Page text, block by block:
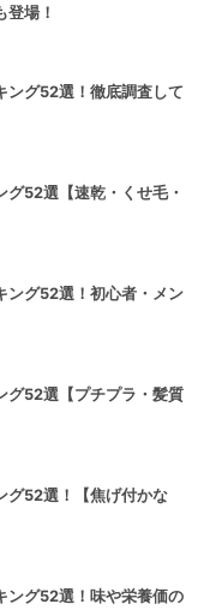
登場！
ング52選！徹底調査して
グ52選【速乾・くせ毛・
ング52選！初心者・メン
グ52選【プチプラ・髪質
グ52選！【焦げ付かな
ング52選！味や栄養価の